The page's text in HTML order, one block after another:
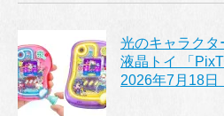
光のキャラクタ
液晶トイ 「
2026年7月18日